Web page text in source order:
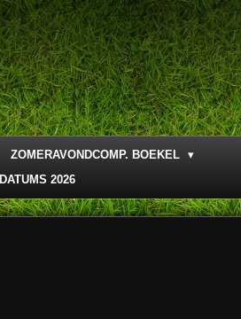
ZOMERAVONDCOMP. BOEKEL
DATUMS 2026